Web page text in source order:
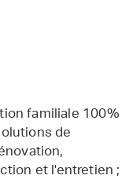
familiale 100%
de
et l'entretien ;